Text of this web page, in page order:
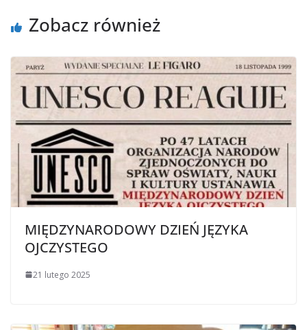
Zobacz również
MIĘDZYNARODOWY DZIEŃ JĘZYKA
OJCZYSTEGO
21 lutego 2025